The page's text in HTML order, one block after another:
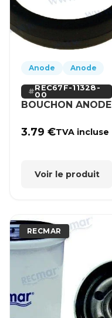
Anode Anode
REC67F-11328-
00
BOUCHON ANODE
3.79€TVA incluse
Voir le produit
RECMAR